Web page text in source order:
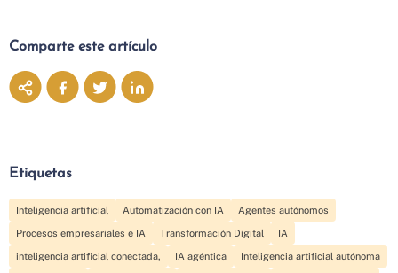
Comparte este artículo
Etiquetas
Inteligencia artificial Automatización con IA Agentes autónomos
Procesos empresariales e IA Transformación Digital IA
inteligencia artificial conectada, IA agéntica Inteligencia artificial autónoma